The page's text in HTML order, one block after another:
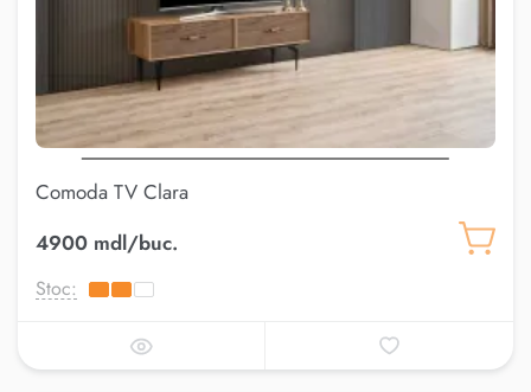
Comoda TV Clara
4900 mdl/buc.
Stoc: